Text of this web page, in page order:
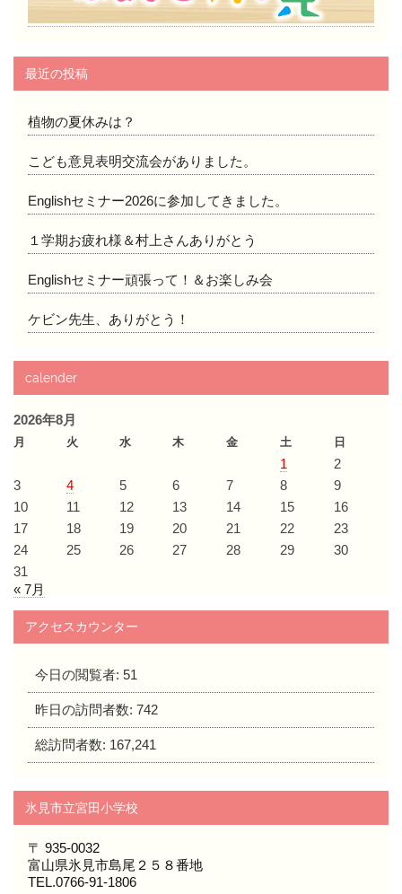
最近の投稿
植物の夏休みは？
こども意見表明交流会がありました。
Englishセミナー2026に参加してきました。
１学期お疲れ様＆村上さんありがとう
Englishセミナー頑張って！＆お楽しみ会
ケビン先生、ありがとう！
calender
2026年8月
月 火 水 木 金 土 日
1
2
3
4 5 6 7 8
9
10
11 12 13 14 15
16
17
18 19 20 21 22
23
24
25 26 27 28 29
30
31
« 7月
アクセスカウンター
今日の閲覧者:51
昨日の訪問者数:742
総訪問者数: 167,241
氷見市立宮田小学校
〒 935-0032
富山県氷見市島尾２５８番地
TEL.0766-91-1806